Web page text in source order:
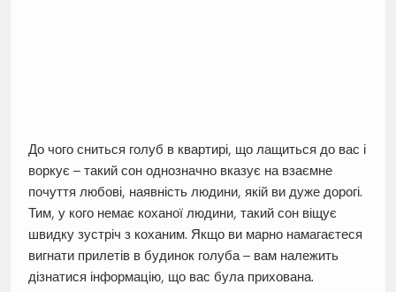
До чого сниться голуб в квартирі, що лащиться до вас і
воркує – такий сон однозначно вказує на взаємне
почуття любові, наявність людини, якій ви дуже дорогі.
Тим, у кого немає коханої людини, такий сон віщує
швидку зустріч з коханим. Якщо ви марно намагаєтеся
вигнати прилетів в будинок голуба – вам належить
дізнатися інформацію, що вас була прихована.